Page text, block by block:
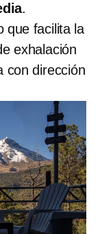
.
que facilita la
exhalación
con dirección